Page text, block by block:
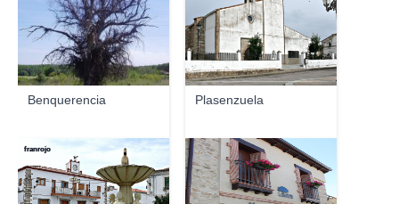
Benquerencia Plasenzuela
franrojo